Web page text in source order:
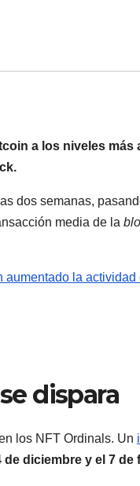
a los niveles más
dos semanas,
media de la
aumentado la actividad
dispara
los NFT Ordinals. Un
de diciembre y el 7 de